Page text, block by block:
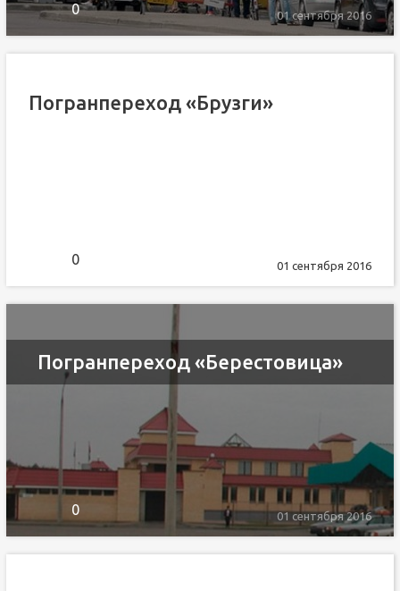
0 01 сентября 2016
Погранпереход «Брузги»
0 01 сентября 2016
Погранпереход «Берестовица»
0 01 сентября 2016